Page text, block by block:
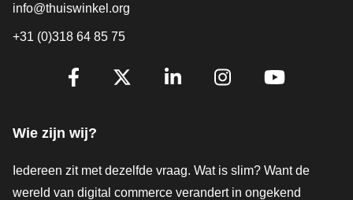
info@thuiswinkel.org
+31 (0)318 64 85 75
Volg je ons al?
Wie zijn wij?
Iedereen zit met dezelfde vraag. Wat is slim? Want de
wereld van digital commerce verandert in ongekend